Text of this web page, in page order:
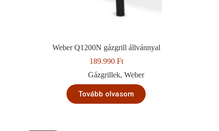
Weber Q1200N gázgrill állvánnyal
189.990 Ft
Gázgrillek, Weber
Tovább olvasom